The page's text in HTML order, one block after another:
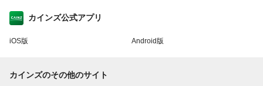
カインズ公式アプリ
iOS版 Android版
カインズのその他のサイト